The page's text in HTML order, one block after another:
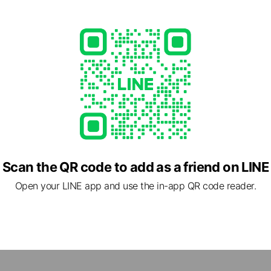
材やオーダーメイド商品のオンラインショップ
Scan the QR code to add as a friend on LINE
Open your LINE app and use the in-app QR code reader.